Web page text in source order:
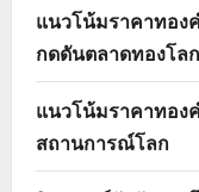
แนวโน้มราคาทอง
กดดันตลาดทองโลก
แนวโน้มราคาทอง
สถานการณ์โลก